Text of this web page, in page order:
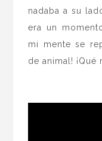
nadaba a su
era un
mi mente se
de animal! ¡Qué